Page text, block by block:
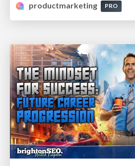
productmarketing
PRO